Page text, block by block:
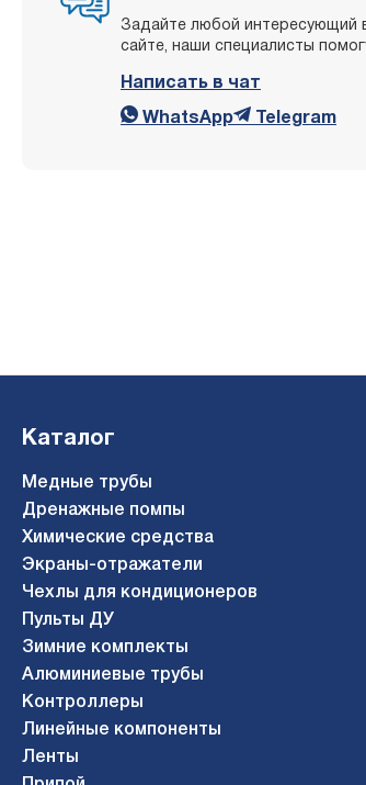
Задайте любой интересующий
сайте, наши специалисты
Написать в чат
WhatsApp Telegram
Каталог
Медные трубы
Дренажные помпы
Химические средства
Экраны-отражатели
Чехлы для кондиционеров
Пульты ДУ
Зимние комплекты
Алюминиевые трубы
Контроллеры
Линейные компоненты
Ленты